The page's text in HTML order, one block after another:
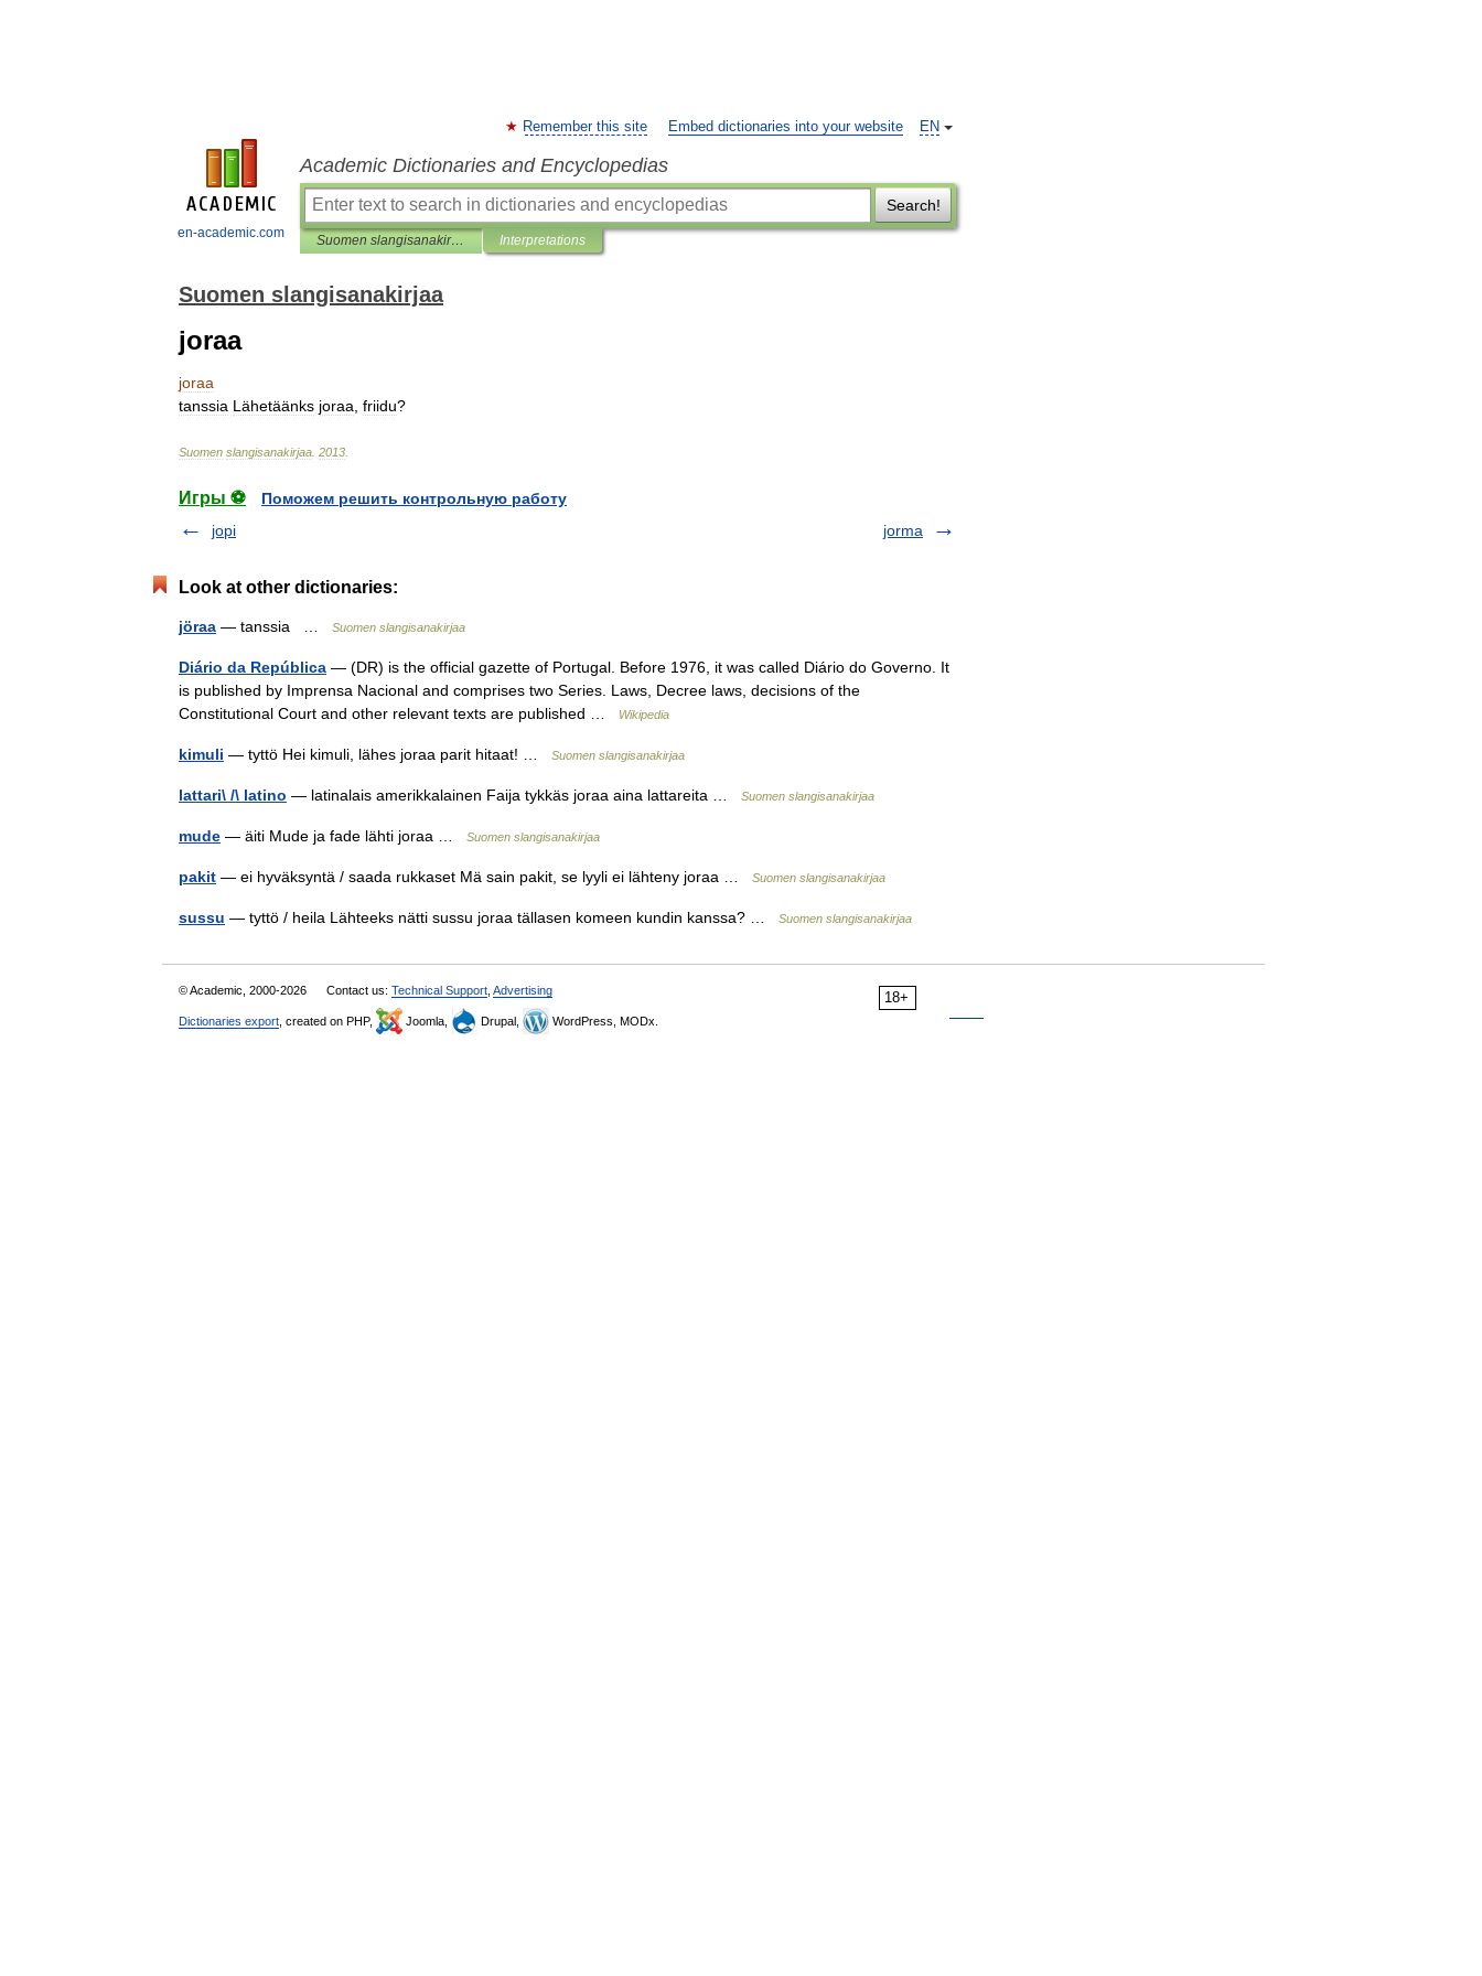
en-academic.com
EN
Remember this site Embed dictionaries into your website
Academic Dictionaries and Encyclopedias
Search!
Suomen slangisanakirjaa Interpretations
Suomen slangisanakirjaa
joraa
joraa
tanssia Lähetäänks joraa friidu?
Suomen slangisanakirjaa 2013
Игры ⚽
Поможем решить контрольную работу
jopi
jorma
Look at other dictionaries:
jöraa — tanssia … Suomen slangisanakirjaa
Diário da República — (DR) is the official gazette of Portugal. Before 1976, it was called Diário do Governo. It
is published by Imprensa Nacional and comprises two Series. Laws, Decree laws, decisions of the
Constitutional Court and other relevant texts are published …
Wikipedia
kimuli — tyttö Hei kimuli, lähes joraa parit hitaat! … Suomen slangisanakirjaa
lattari\ /\ latino — latinalais amerikkalainen Faija tykkäs joraa aina lattareita … Suomen slangisanakirjaa
mude — äiti Mude ja fade lähti joraa … Suomen slangisanakirjaa
pakit — ei hyväksyntä / saada rukkaset Mä sain pakit, se lyyli ei lähteny joraa … Suomen slangisanakirjaa
sussu — tyttö / heila Lähteeks nätti sussu joraa tällasen komeen kundin kanssa? … Suomen slangisanakirjaa
18+
© Academic, 2000-2026 Contact us: Technical Support Advertising
Dictionaries export , created on PHP, Joomla, Drupal, WordPress, MODx.